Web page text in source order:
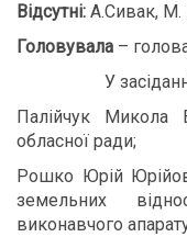
Відсутні: А.Сивак, М.
Головувала –
У засіданні
Палійчук Микола
обласної ради;
Рошко Юрій
земельних
виконавчого